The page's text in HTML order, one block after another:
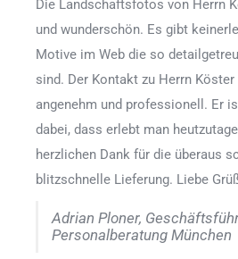
Die Landschaftsfotos von Herrn
und wunderschön. Es gibt
Motive im Web die so
sind. Der Kontakt zu Herrn
angenehm und professionell. Er
dabei, dass erlebt man
herzlichen Dank für die überaus
blitzschnelle Lieferung. Liebe
Adrian Ploner,
Personalberatung München